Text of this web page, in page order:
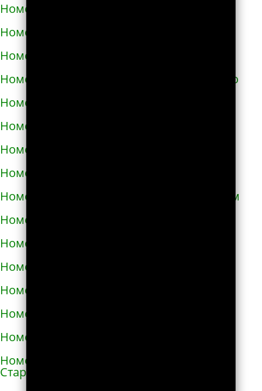
Номера телефонов такси в Сарнах
Номера телефонов такси в Сваляве
Номера телефонов такси в Светловодске
Номера телефонов такси в Синельниково
Номера телефонов такси в Скадовске
Номера телефонов такси в Сквире
Номера телефонов такси в Славуте
Номера телефонов такси в Славутиче
Номера телефонов такси в Слобожанском
Номера телефонов такси в Смеле
Номера телефонов такси в Снигирёвке
Номера телефонов такси в Снятыне
Номера телефонов такси в Сокале
Номера телефонов такси в Солоницевке
Номера телефонов такси в Сосновке
Номера телефонов такси в
Староконстантинове